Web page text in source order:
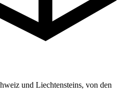
und Liechtensteins, von den